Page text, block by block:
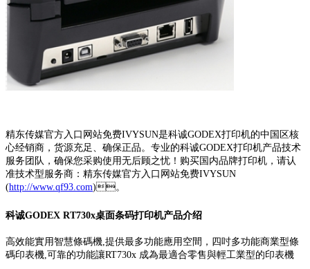
精东传媒官方入口网站免费IVYSUN是科诚GODEX打印机的中国区核
心经销商，货源充足、确保正品。专业的科诚GODEX打印机产品技术
服务团队，确保您采购使用无后顾之忧！购买国内品牌打印机，请认
准技术型服务商：精东传媒官方入口网站免费IVYSUN
(http://www.qf93.com)。
科诚GODEX RT730x桌面条码打印机产品介绍
高效能實用智慧條碼機,提供最多功能應用空間，四吋多功能商業型條
碼印表機,可靠的功能讓RT730x 成為最適合零售與輕工業型的印表機